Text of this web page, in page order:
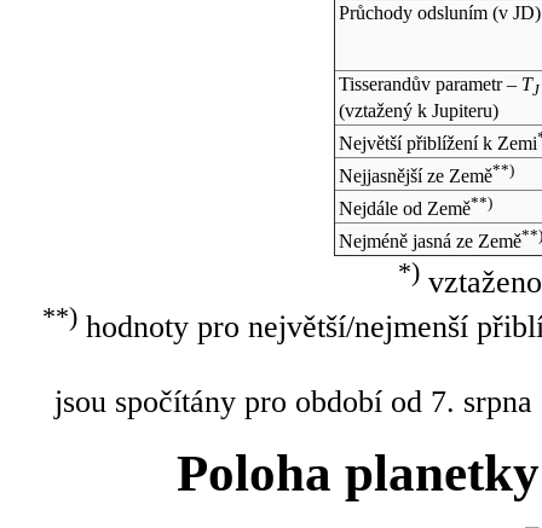
Průchody odsluním (v JD)
Tisserandův parametr – TJ
(vztažený k Jupiteru)
Největší přiblížení k Zemi
Nejjasnější ze Země**)
Nejdále od Země**)
Nejméně jasná ze Země**)
*)
**)hodnoty pro největší/nejmenší
jsou spočítány pro období od 7.
Poloha